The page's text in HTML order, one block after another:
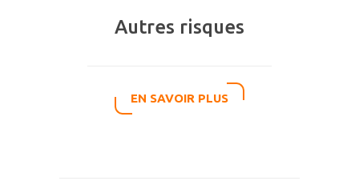
Autres risques
EN SAVOIR PLUS